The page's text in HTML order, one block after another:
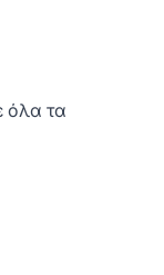
όλα τα